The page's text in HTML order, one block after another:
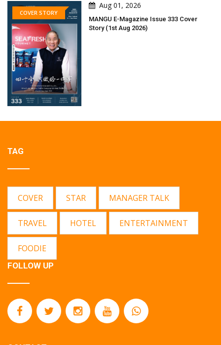
COVER STORY
Aug 01, 2026
MANGU E-Magazine Issue 333 Cover
Story (1st Aug 2026)
TAG
COVER STAR MANAGER TALK
TRAVEL HOTEL ENTERTAINMENT
FOODIE
FOLLOW UP